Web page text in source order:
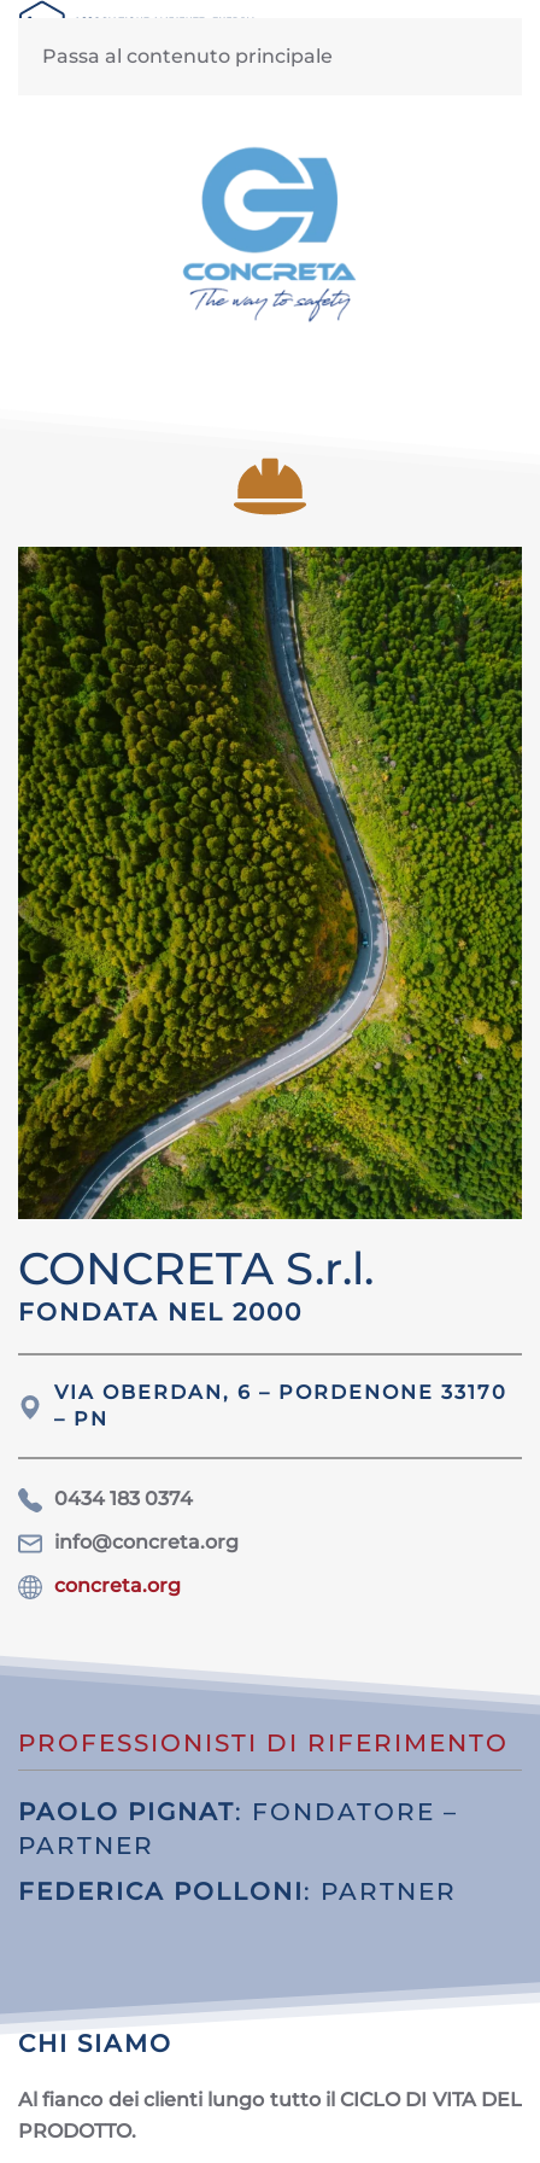
Passa al contenuto principale
CONCRETA S.r.l.
FONDATA NEL 2000
VIA OBERDAN, 6 – PORDENONE 33170
– PN
0434 183 0374
info@concreta.org
concreta.org
PROFESSIONISTI DI RIFERIMENTO
PAOLO PIGNAT: FONDATORE –
PARTNER
FEDERICA POLLONI: PARTNER
CHI SIAMO
Al fianco dei clienti lungo tutto il CICLO DI VITA DEL
PRODOTTO.